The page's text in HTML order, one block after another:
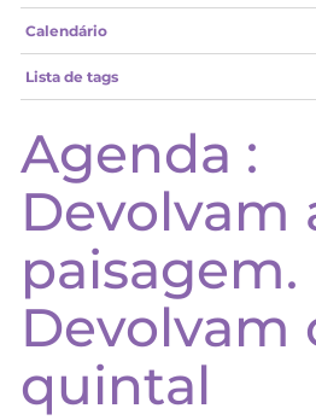
Calendário
Lista de tags
Agenda :
Devolvam
paisagem.
Devolvam
quintal